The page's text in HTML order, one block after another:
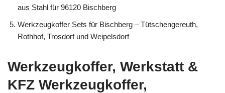
aus Stahl für 96120 Bischberg
Werkzeugkoffer Sets für Bischberg – Tütschengereuth,
Rothhof, Trosdorf und Weipelsdorf
Werkzeugkoffer, Werkstatt &
KFZ Werkzeugkoffer,